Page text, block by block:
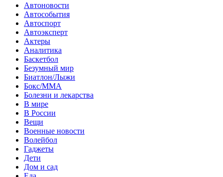
Автоновости
Автособытия
Автоспорт
Автоэксперт
Актеры
Аналитика
Баскетбол
Безумный мир
Биатлон/Лыжи
Бокс/MMA
Болезни и лекарства
В мире
В России
Вещи
Военные новости
Волейбол
Гаджеты
Дети
Дом и сад